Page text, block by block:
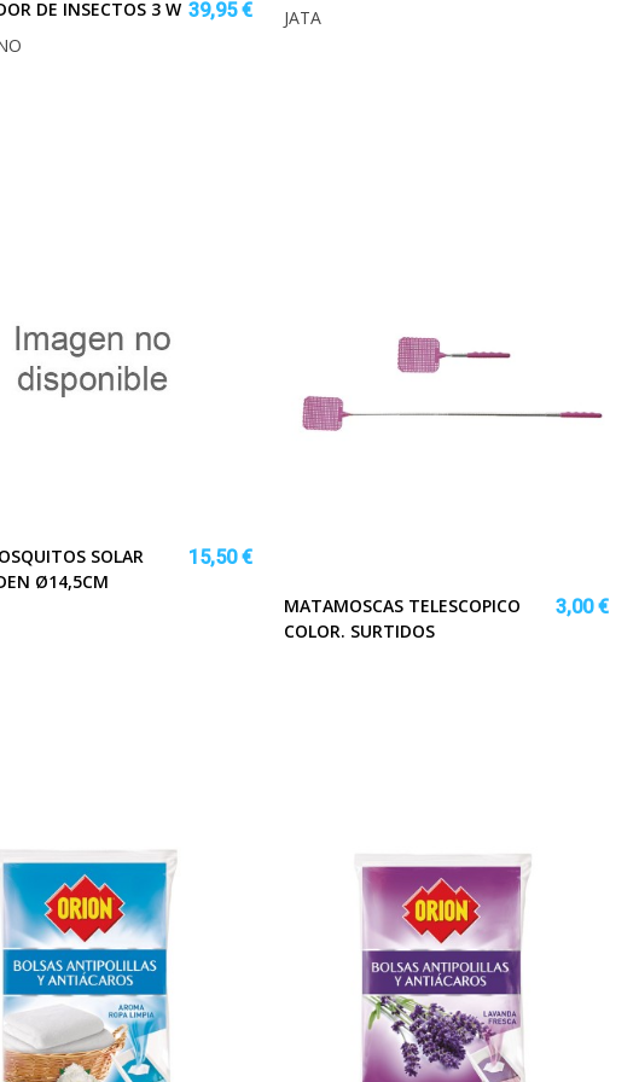
DE INSECTOS 3 W 39,95 €
JATA
SOLAR
Ø14,5CM
15,50 €
MATAMOSCAS TELESCOPICO
COLOR. SURTIDOS
3,00 €